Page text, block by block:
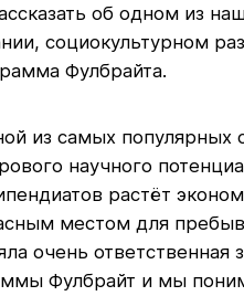
об одном из
социокультурном
Фулбрайта.
из самых
научного
растёт
местом для
очень
Фулбрайт и мы